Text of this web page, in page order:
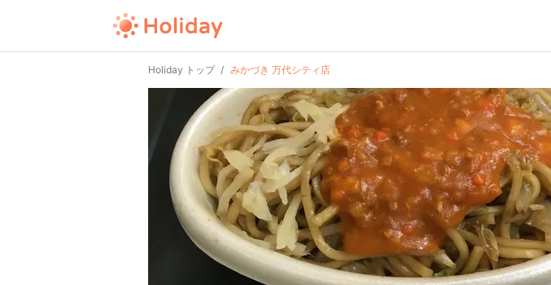
Holiday トップ みかづき 万代シティ店